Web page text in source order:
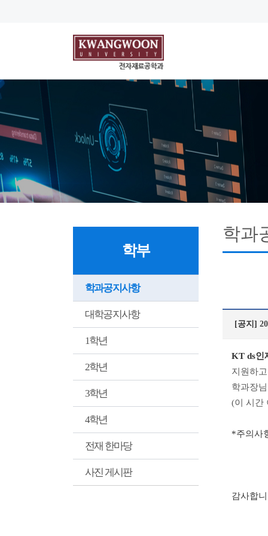
학부
학과공지사항
대학공지사항
1학년
2학년
3학년
4학년
전재 한마당
사진 게시판
학과
[공지]
KT ds인
지원하
학과장
(이 시간
*주의사
감사합